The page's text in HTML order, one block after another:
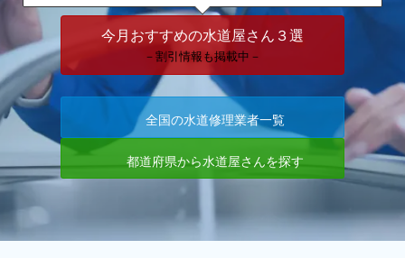
今月おすすめの水道屋さん３選
－割引情報も掲載中－
全国の水道修理業者一覧
都道府県から水道屋さんを探す